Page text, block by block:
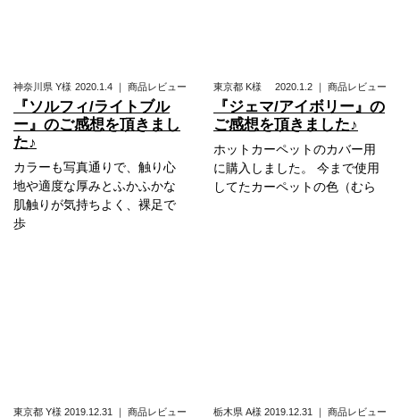
神奈川県 Y様 2020.1.4 ｜ 商品レビュー
『ソルフィ/ライトブル
ー』のご感想を頂きまし
た♪
カラーも写真通りで、触り心
地や適度な厚みとふかふかな
肌触りが気持ちよく、裸足で
歩
東京都 K様 2020.1.2 ｜ 商品レビュー
『ジェマ/アイボリー』の
ご感想を頂きました♪
ホットカーペットのカバー用
に購入しました。 今まで使用
してたカーペットの色（むら
東京都 Y様 2019.12.31 ｜ 商品レビュー 栃木県 A様 2019.12.31 ｜ 商品レビュー